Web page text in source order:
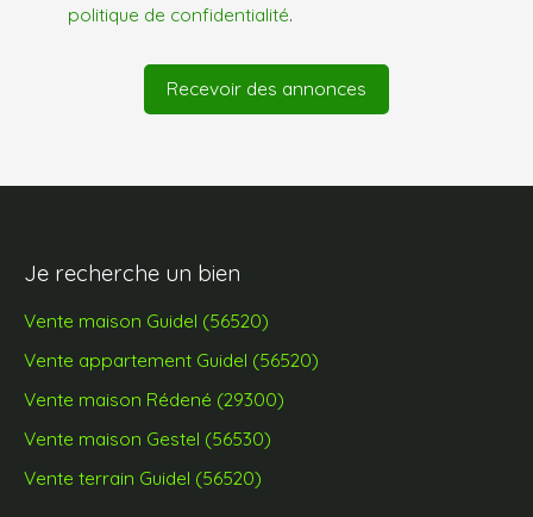
politique de confidentialité.
Recevoir des annonces
Je recherche un bien
Vente maison Guidel (56520)
Vente appartement Guidel (56520)
Vente maison Rédené (29300)
Vente maison Gestel (56530)
Vente terrain Guidel (56520)